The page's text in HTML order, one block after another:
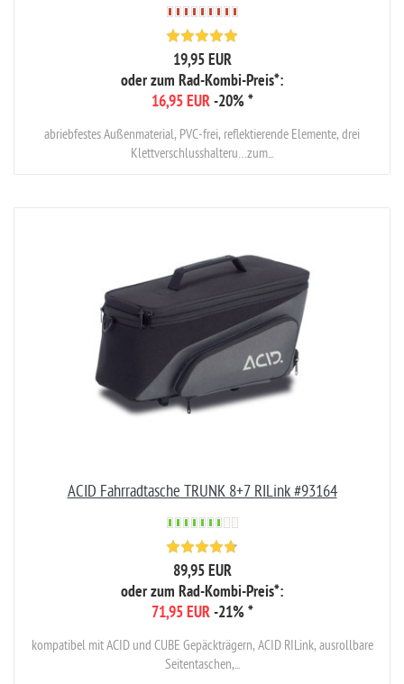
19,95 EUR
oder zum Rad-Kombi-Preis*:
16,95 EUR -20%*
abriebfestes Außenmaterial, PVC-frei, reflektierende Elemente, drei
Klettverschlusshalteru…zum...
ACID Fahrradtasche TRUNK 8+7 RILink #93164
89,95 EUR
oder zum Rad-Kombi-Preis*:
71,95 EUR -21%*
kompatibel mit ACID und CUBE Gepäckträgern, ACID RILink, ausrollbare
Seitentaschen,...